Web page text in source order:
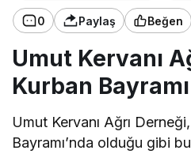
0 Paylaş Beğen
Umut Kervanı
Kurban
Umut Kervanı Ağrı
Bayramı’nda olduğu gibi